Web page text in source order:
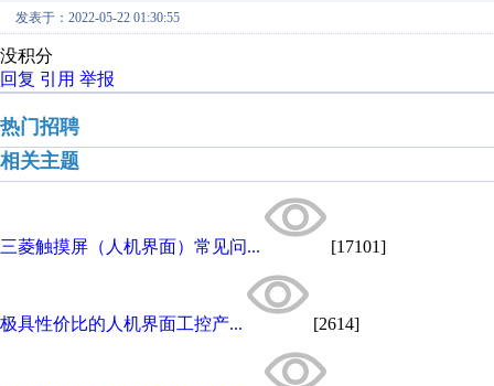
发表于：2022-05-22 01:30:55
没积分
回复 引用 举报
热门招聘
相关主题
三菱触摸屏（人机界面）常见问... [17101]
极具性价比的人机界面工控产... [2614]